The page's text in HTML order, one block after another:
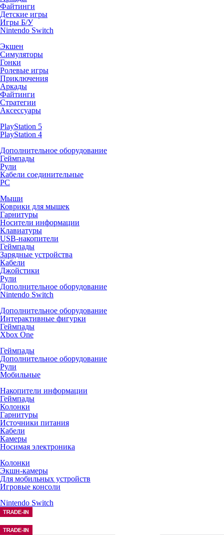
Файтинги
Детские игры
Игры Б/У
Nintendo Switch
Экшен
Симуляторы
Гонки
Ролевые игры
Приключения
Аркады
Файтинги
Стратегии
Аксессуары
PlayStation 5
PlayStation 4
Дополнительное оборудование
Геймпады
Рули
Кабели соединительные
PC
Мыши
Коврики для мышек
Гарнитуры
Носители информации
Клавиатуры
USB-накопители
Геймпады
Зарядные устройства
Кабели
Джойстики
Рули
Дополнительное оборудование
Nintendo Switch
Дополнительное оборудование
Интерактивные фигурки
Геймпады
Xbox One
Геймпады
Дополнительное оборудование
Рули
Мобильные
Накопители информации
Геймпады
Колонки
Гарнитуры
Источники питания
Кабели
Камеры
Носимая электроника
Колонки
Экшн-камеры
Для мобильных устройств
Игровые консоли
Nintendo Switch